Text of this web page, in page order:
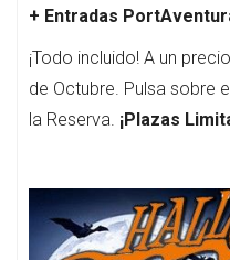
+ Entradas
¡Todo incluido! A un
de Octubre. Pulsa sobre
la Reserva. ¡Plazas